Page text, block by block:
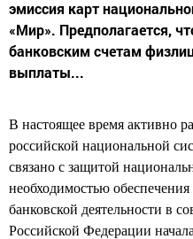
эмиссия карт
«Мир». Предполагается,
банковским счетам
выплаты...
В настоящее время активно
российской национальной
связано с защитой
необходимостью
банковской деятельности в
Российской Федерации